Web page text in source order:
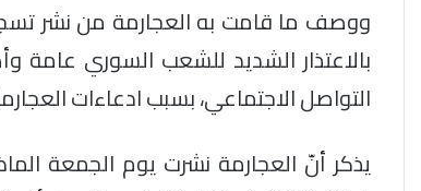
ووصف ما قامت به العجارمة من نشر
بالاعتذار الشديد للشعب السوري
التواصل الاجتماعي، بسبب ادعاءات
يذكر أنّ العجارمة نشرت يوم الجمعة